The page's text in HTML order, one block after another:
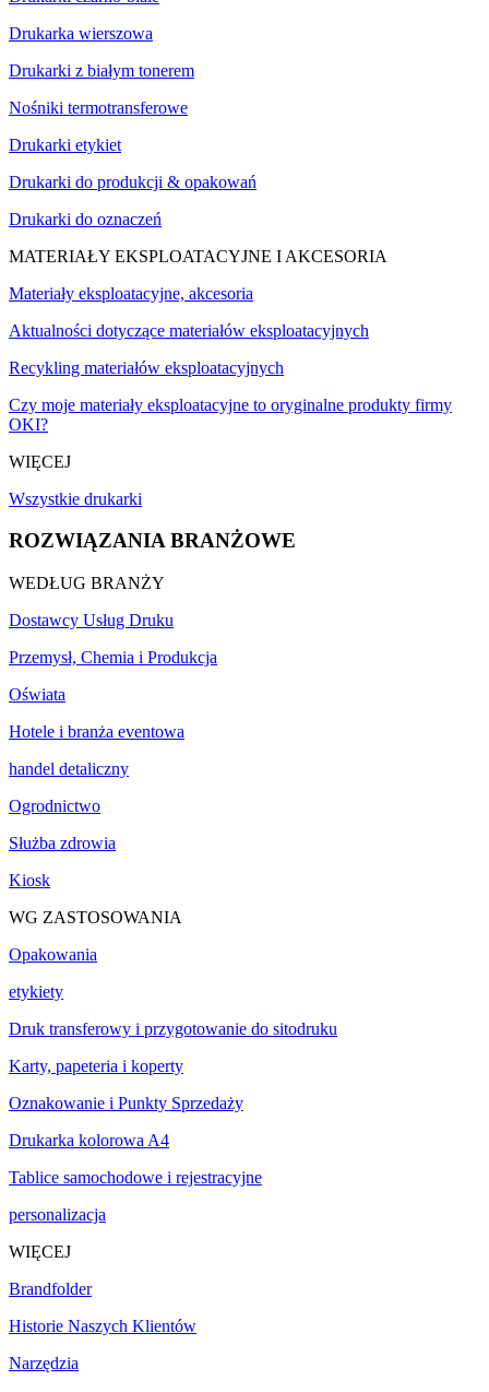
Drukarka wierszowa
Drukarki z białym tonerem
Nośniki termotransferowe
Drukarki etykiet
Drukarki do produkcji & opakowań
Drukarki do oznaczeń
MATERIAŁY EKSPLOATACYJNE I AKCESORIA
Materiały eksploatacyjne, akcesoria
Aktualności dotyczące materiałów eksploatacyjnych
Recykling materiałów eksploatacyjnych
Czy moje materiały eksploatacyjne to oryginalne produkty firmy
OKI?
WIĘCEJ
Wszystkie drukarki
ROZWIĄZANIA BRANŻOWE
WEDŁUG BRANŻY
Dostawcy Usług Druku
Przemysł, Chemia i Produkcja
Oświata
Hotele i branża eventowa
handel detaliczny
Ogrodnictwo
Służba zdrowia
Kiosk
WG ZASTOSOWANIA
Opakowania
etykiety
Druk transferowy i przygotowanie do sitodruku
Karty, papeteria i koperty
Oznakowanie i Punkty Sprzedaży
Drukarka kolorowa A4
Tablice samochodowe i rejestracyjne
personalizacja
WIĘCEJ
Brandfolder
Historie Naszych Klientów
Narzędzia